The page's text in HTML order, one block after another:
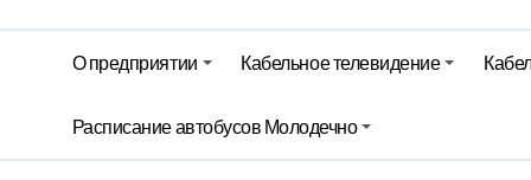
Молодечно. Новости время
О предприятии Кабельное телевидение
Расписание автобусов Молодечно